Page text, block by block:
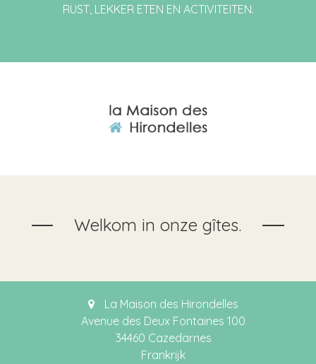
RUST, LEKKER ETEN EN ACTIVITEITEN.
Welkom in onze gîtes.
La Maison des Hirondelles
Avenue des Deux Fontaines 100
34460 Cazedarnes
Frankrijk